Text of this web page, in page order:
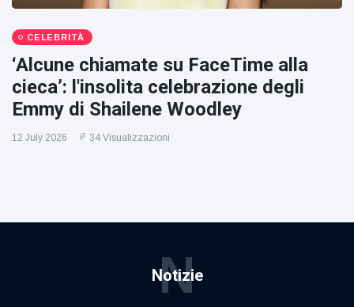
CELEBRITÀ
‘Alcune chiamate su FaceTime alla
cieca’: l'insolita celebrazione degli
Emmy di Shailene Woodley
12 July 2026 34 Visualizzazioni
Notizie
N